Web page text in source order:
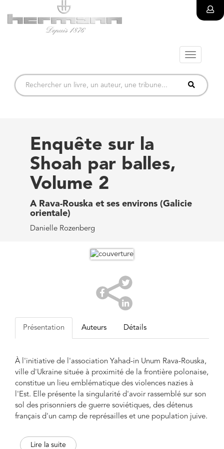
Toggle
Enquête sur la
Shoah par balles,
Volume 2
A Rava-Rouska et ses environs (Galicie
orientale)
Danielle Rozenberg
Présentation Auteurs Détails
À l'initiative de l'association Yahad-in Unum Rava-Rouska,
ville d'Ukraine située à proximité de la frontière polonaise,
constitue un lieu emblématique des violences nazies à
l'Est. Elle présente la singularité d'avoir rassemblé sur son
sol des prisonniers de guerre soviétiques, des détenus
français d'un camp de représailles et une population juive.
ont été assassinés. Une partie d'entre eux fut déportée et
Lire la suite